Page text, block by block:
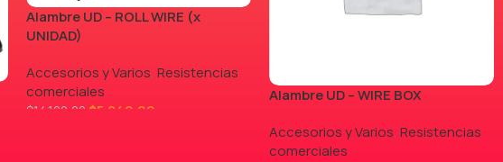
Alambre UD – ROLL WIRE (x
UNIDAD)
Accesorios y Varios,Resistencias
comerciales
$14.100,00 $5.840,00
Alambre UD – WIRE BOX
Accesorios y Varios,Resistencias
comerciales